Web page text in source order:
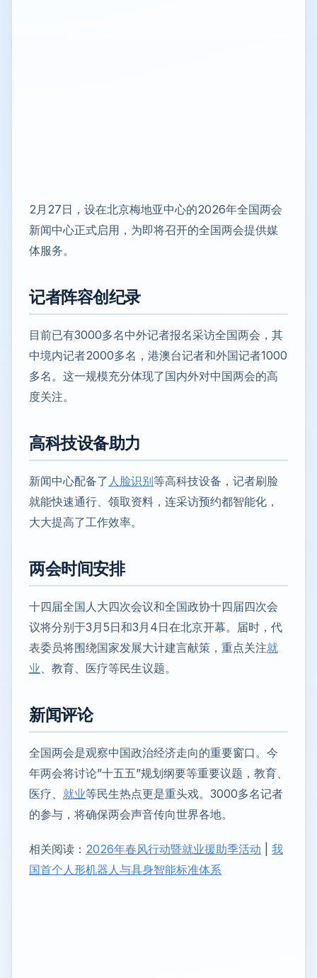
2月27日，设在北京梅地亚中心的2026年全国两会
新闻中心正式启用，为即将召开的全国两会提供媒
体服务。
记者阵容创纪录
目前已有3000多名中外记者报名采访全国两会，其
中境内记者2000多名，港澳台记者和外国记者1000
多名。这一规模充分体现了国内外对中国两会的高
度关注。
高科技设备助力
新闻中心配备了 人脸识别等高科技设备，记者刷脸
就能快速通行、领取资料，连采访预约都智能化，
大大提高了工作效率。
两会时间安排
十四届全国人大四次会议和全国政协十四届四次会
议将分别于3月5日和3月4日在北京开幕。届时，代
表委员将围绕国家发展大计建言献策，重点关注就
业、教育、医疗等民生议题。
新闻评论
全国两会是观察中国政治经济走向的重要窗口。今
年两会将讨论”十五五”规划纲要等重要议题，教育、
医疗、 就业等民生热点更是重头戏。3000多名记者
的参与，将确保两会声音传向世界各地。
相关阅读： 2026年春风行动暨就业援助季活动
我
国首个人形机器人与具身智能标准体系